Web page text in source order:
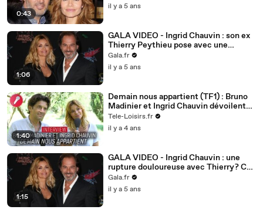
0:43
il y a 5 ans
1:06
GALA VIDEO - Ingrid Chauvin : son ex
Thierry Peythieu pose avec une
mystérieuse reine
Gala.fr
il y a 5 ans
1:40
Demain nous appartient (TF1) : Bruno
Madinier et Ingrid Chauvin dévoilent
l'intrigue de l'été
Tele-Loisirs.fr
il y a 4 ans
1:15
GALA VIDEO - Ingrid Chauvin : une
rupture douloureuse avec Thierry ? Ce
message qui en dit long
Gala.fr
il y a 5 ans